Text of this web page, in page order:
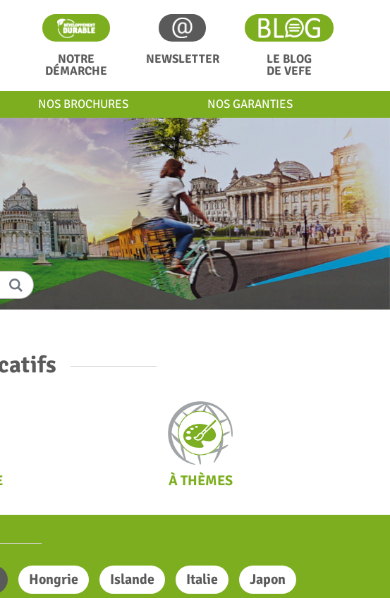
NOTRE
DÉMARCHE
NEWSLETTER
LE BLOG
DE VEFE
NOS BROCHURES NOS GARANTIES
À THÈMES
Hongrie Islande Italie Japon